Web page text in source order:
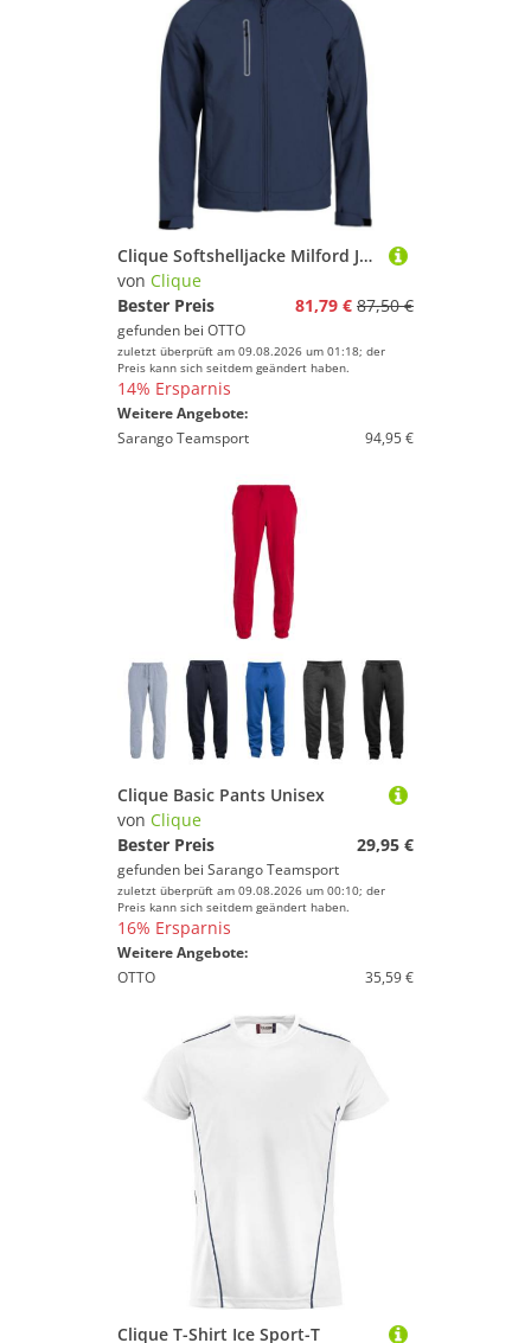
Clique Softshelljacke Milford Jacket
von Clique
Bester Preis
81,79 € 87,50 €
gefunden bei OTTO
zuletzt überprüft am 09.08.2026 um 01:18; der
Preis kann sich seitdem geändert haben.
14% Ersparnis
Weitere Angebote:
Sarango Teamsport
94,95 €
Clique Basic Pants Unisex
von Clique
Bester Preis
29,95 €
gefunden bei Sarango Teamsport
zuletzt überprüft am 09.08.2026 um 00:10; der
Preis kann sich seitdem geändert haben.
16% Ersparnis
Weitere Angebote:
OTTO
35,59 €
Clique T-Shirt Ice Sport-T